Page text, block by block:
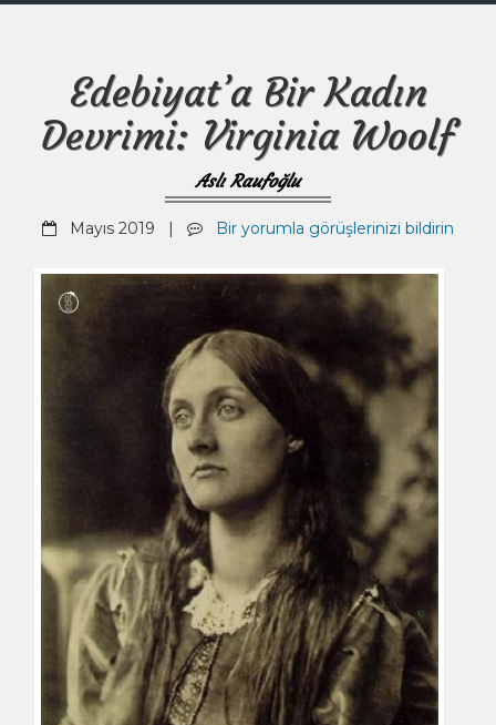
Edebiyat’a Bir Kadın
Devrimi: Virginia Woolf
Aslı Raufoğlu
Mayıs 2019 | Bir yorumla görüşlerinizi bildirin